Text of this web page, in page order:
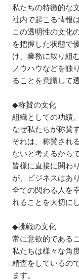
私たちの特徴的な
社内で起こる情報
この透明性の文化
を把握した状態で
け、業務に取り組
ノウハウなどを独
ることを意識して
◆称賛の文化
組織としての功績
なぜ私たちが称賛
それは、称賛され
ないと考えるからで
皆様に直接に関わ
が、ビジネスはあ
全ての関わる人を
れることを大切に
◆挑戦の文化
常に意欲的であるこ
私たちは様々な角
精査をしているの
ます。